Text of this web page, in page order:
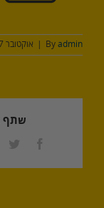
By admin אוקטובר 29th, 2017
שתף